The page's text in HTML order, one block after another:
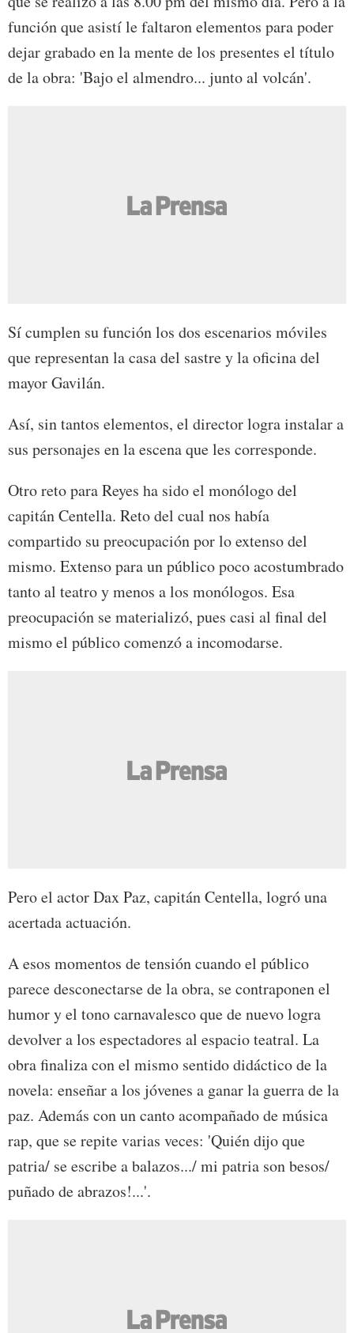
función que asistí le faltaron elementos para poder
dejar grabado en la mente de los presentes el título
de la obra: 'Bajo el almendro... junto al volcán'.
Sí cumplen su función los dos escenarios móviles
que representan la casa del sastre y la oficina del
mayor Gavilán.
Así, sin tantos elementos, el director logra instalar a
sus personajes en la escena que les corresponde.
Otro reto para Reyes ha sido el monólogo del
capitán Centella. Reto del cual nos había
compartido su preocupación por lo extenso del
mismo. Extenso para un público poco acostumbrado
tanto al teatro y menos a los monólogos. Esa
preocupación se materializó, pues casi al final del
mismo el público comenzó a incomodarse.
Pero el actor Dax Paz, capitán Centella, logró una
acertada actuación.
A esos momentos de tensión cuando el público
parece desconectarse de la obra, se contraponen el
humor y el tono carnavalesco que de nuevo logra
devolver a los espectadores al espacio teatral. La
obra finaliza con el mismo sentido didáctico de la
novela: enseñar a los jóvenes a ganar la guerra de la
paz. Además con un canto acompañado de música
rap, que se repite varias veces: 'Quién dijo que
patria/ se escribe a balazos.../ mi patria son besos/
puñado de abrazos!...'.